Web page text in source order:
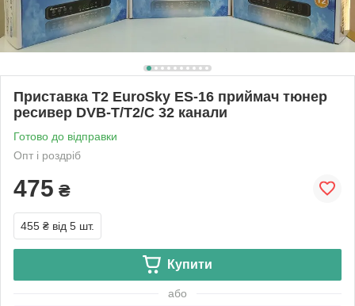
Приставка Т2 EuroSky ES-16 приймач тюнер
ресивер DVB-T/T2/C 32 канали
Готово до відправки
Опт і роздріб
475 ₴
455 ₴ від 5 шт.
Купити
або